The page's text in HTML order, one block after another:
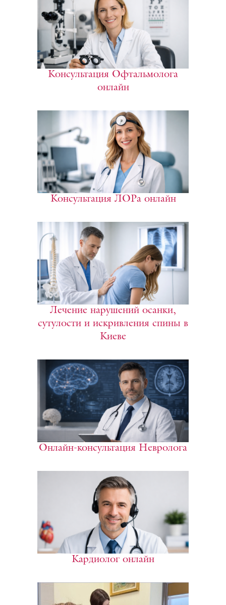
Консультация Офтальмолога
онлайн
Консультация ЛОРа онлайн
Лечение нарушений осанки,
сутулости и искривления спины в
Киеве
Онлайн-консультация Невролога
Кардиолог онлайн